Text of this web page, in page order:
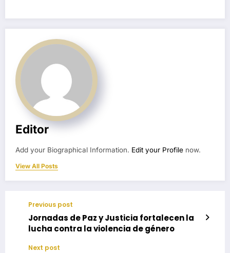
Editor
Add your Biographical Information. Edit your Profile now.
View All Posts
Previous post
Jornadas de Paz y Justicia fortalecen la
lucha contra la violencia de género
Next post